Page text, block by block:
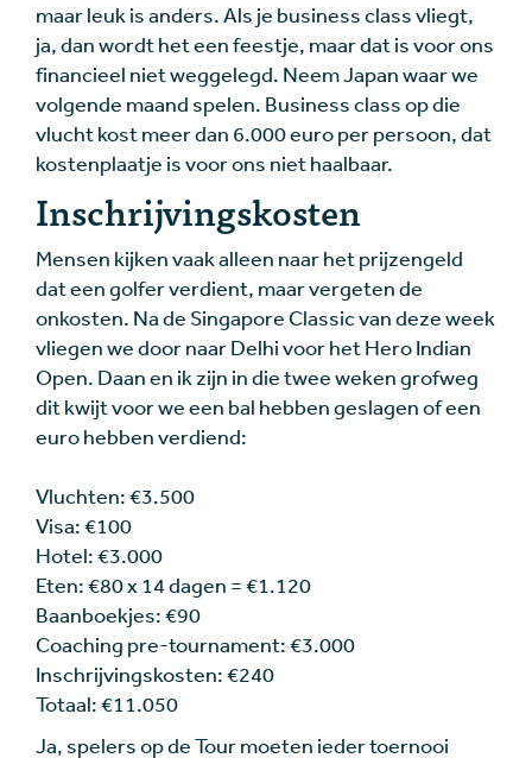
maar leuk is anders. Als je business class vliegt,
ja, dan wordt het een feestje, maar dat is voor ons
financieel niet weggelegd. Neem Japan waar we
volgende maand spelen. Business class op die
vlucht kost meer dan 6.000 euro per persoon, dat
kostenplaatje is voor ons niet haalbaar.
Inschrijvingskosten
Mensen kijken vaak alleen naar het prijzengeld
dat een golfer verdient, maar vergeten de
onkosten. Na de Singapore Classic van deze week
vliegen we door naar Delhi voor het Hero Indian
Open. Daan en ik zijn in die twee weken grofweg
dit kwijt voor we een bal hebben geslagen of een
euro hebben verdiend:
Vluchten: €3.500
Visa: €100
Hotel: €3.000
Eten: €80 x 14 dagen = €1.120
Baanboekjes: €90
Coaching pre-tournament: €3.000
Inschrijvingskosten: €240
Totaal: €11.050
Ja, spelers op de Tour moeten ieder toernooi